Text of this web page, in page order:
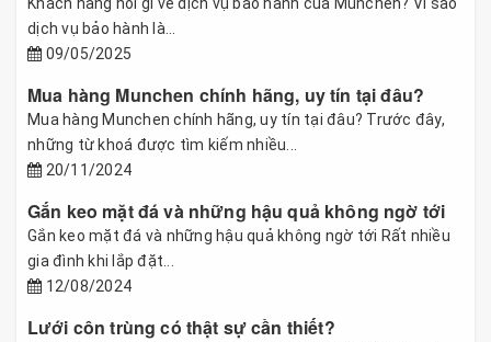
dịch vụ bảo hành là...
09/05/2025
Mua hàng Munchen chính hãng, uy tín tại đâu?
Mua hàng Munchen chính hãng, uy tín tại đâu? Trước đây,
những từ khoá được tìm kiếm nhiều...
20/11/2024
Gắn keo mặt đá và những hậu quả không ngờ tới
Gắn keo mặt đá và những hậu quả không ngờ tới Rất nhiều
gia đình khi lắp đặt...
12/08/2024
Lưới côn trùng có thật sự cần thiết?